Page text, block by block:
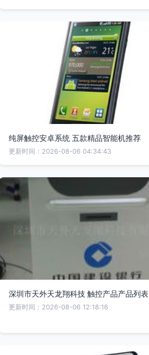
纯屏触控安卓系统 五款精品智能机推荐
更新时间：2026-08-06 04:34:43
深圳市天外天龙翔科技 触控产品产品列表
更新时间：2026-08-06 12:18:16